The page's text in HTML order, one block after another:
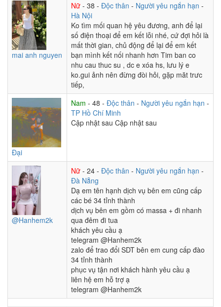
mai anh nguyen
Nữ - 38 - Độc thân - Người yêu ngắn hạn -
Hà Nội
Ko tìm mối quan hệ yêu đương, anh để lại
số điện thoại để em kết lỗi nhé, cứ đợi hỏi là
mất thời gian, chủ động để lại để em kết
bạn mình kết nối nhanh hơn Tim ban co
nhu cau thuc su , dc e xóa hs, lưu lý e
ko.gui ảnh nên đừng đòi hỏi, gặp măt trưc
tiếp,
Đại
Nam - 48 - Độc thân - Người yêu ngắn hạn -
TP Hồ Chí Minh
Cập nhật sau Cập nhật sau
@Hanhem2k
Nữ - 24 - Độc thân - Người yêu ngắn hạn -
Đà Nẵng
Dạ em tên hạnh dịch vụ bên em cũng cấp
các bé 34 tỉnh thành
dịch vụ bên em gồm có massa + đi nhanh
qua đêm đi tua
khách yêu cầu ạ
telegram @Hanhem2k
zalo để trao đổi SDT bên em cung cấp đào
34 tỉnh thành
phục vụ tận nơi khách hành yêu cầu ạ
liên hệ em hỗ trợ ạ
telegram @Hanhem2k